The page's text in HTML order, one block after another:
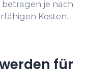
betragen je nach
Kosten.
für